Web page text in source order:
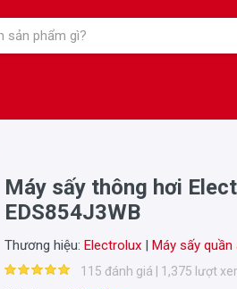
Máy sấy thông hơi
EDS854J3WB
Thương hiệu: Electrolux | Máy sấy
115 đánh giá | 1,375 lượt